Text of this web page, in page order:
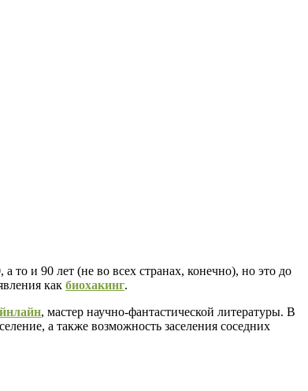
то и 90 лет (не во всех странах, конечно), но это до
как биохакинг.
, мастер научно-фантастической литературы. В
а также возможность заселения соседних